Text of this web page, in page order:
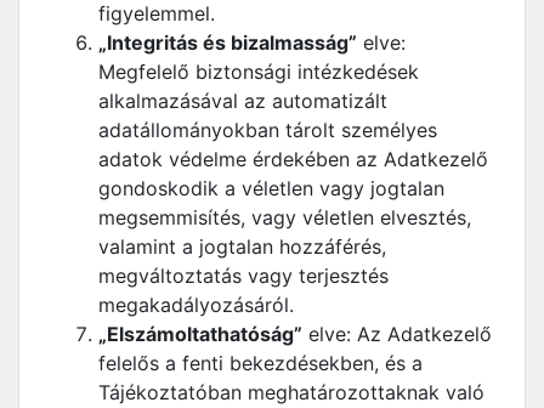
figyelemmel.
„Integritás és bizalmasság” elve:
Megfelelő biztonsági intézkedések
alkalmazásával az automatizált
adatállományokban tárolt személyes
adatok védelme érdekében az Adatkezelő
gondoskodik a véletlen vagy jogtalan
megsemmisítés, vagy véletlen elvesztés,
valamint a jogtalan hozzáférés,
megváltoztatás vagy terjesztés
megakadályozásáról.
„Elszámoltathatóság” elve: Az Adatkezelő
felelős a fenti bekezdésekben, és a
Tájékoztatóban meghatározottaknak való